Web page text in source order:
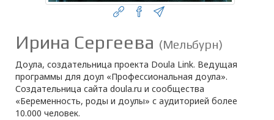
Ирина Сергеева (Мельбурн)
Доула, создательница проекта Doula Link. Ведущая
программы для доул «Профессиональная доула».
Создательница сайта doula.ru и сообщества
«Беременность, роды и доулы» с аудиторией более
10.000 человек.